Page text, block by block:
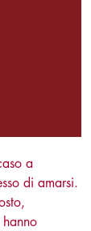
a
di amarsi.